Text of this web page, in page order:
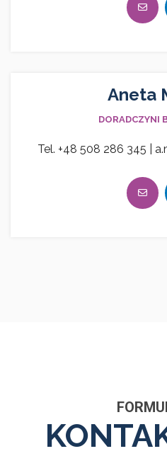
Aneta
DORADCZYNI
Tel. +48 508 286 345 |